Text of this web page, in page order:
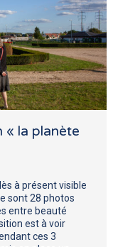
« la planète
à présent visible
sont 28 photos
entre beauté
est à voir
ces 3